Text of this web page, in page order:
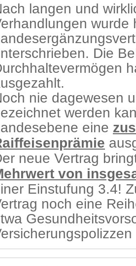
langen und
wurde
Die
nie dagewesen
werden
eine
neue Vertrag
von
Einstufung 3.4!
noch eine